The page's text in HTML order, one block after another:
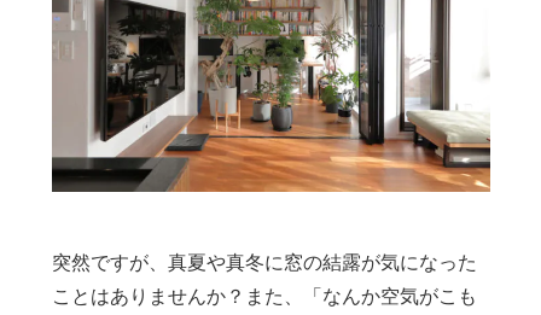
突然ですが、真夏や真冬に窓の結露が気になった
ことはありませんか？また、「なんか空気がこも